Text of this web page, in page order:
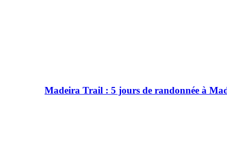
Madeira Trail : 5 jours de randonnée à